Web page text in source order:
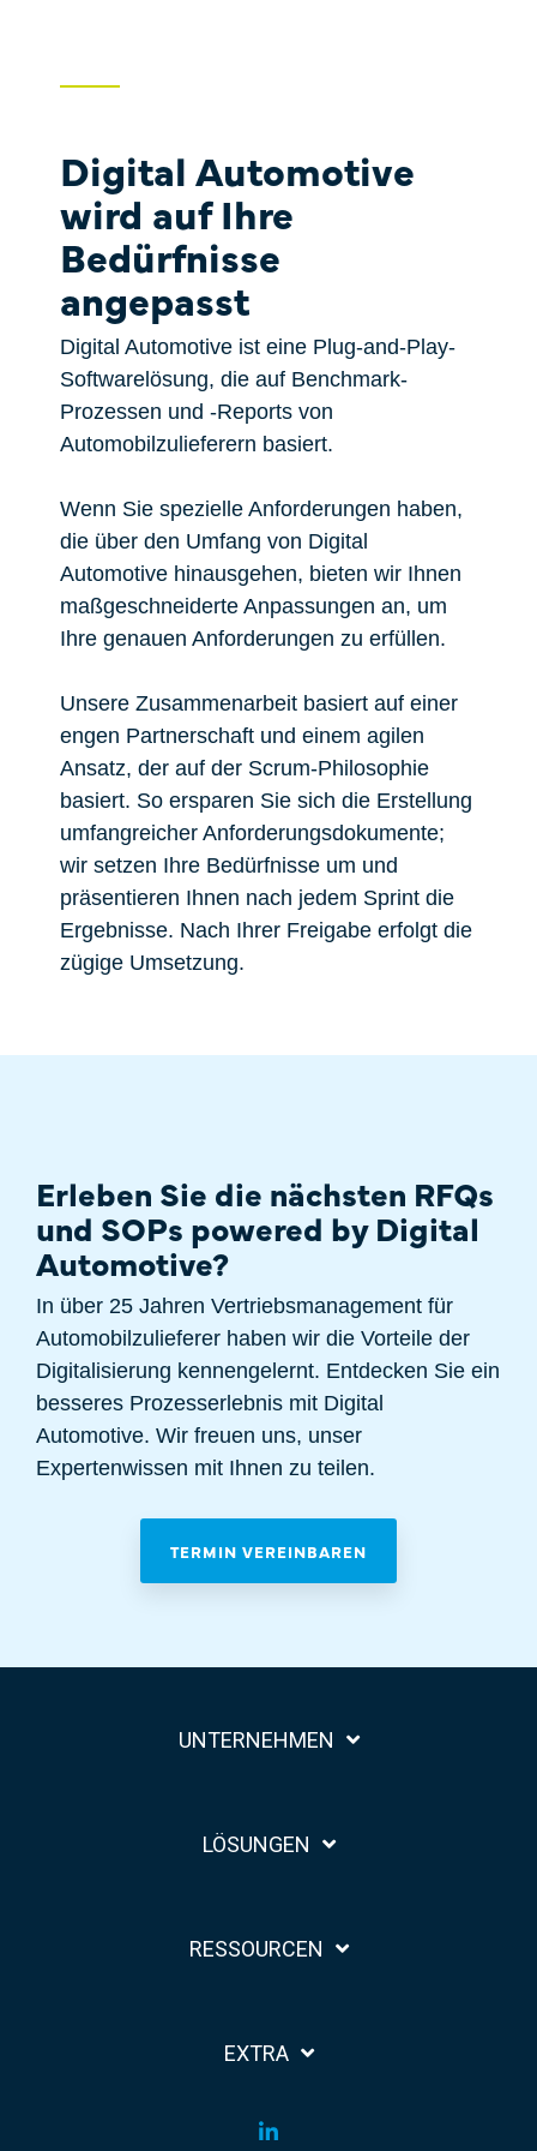
Systemvergleich
FAQ
Digital Automotive
wird auf Ihre
Bedürfnisse
angepasst
Digital Automotive ist eine Plug-and-Play-
Softwarelösung, die auf Benchmark-
Prozessen und -Reports von
Automobilzulieferern basiert.
Wenn Sie spezielle Anforderungen haben,
die über den Umfang von Digital
Automotive hinausgehen, bieten wir Ihnen
maßgeschneiderte Anpassungen an, um
Ihre genauen Anforderungen zu erfüllen.
Unsere Zusammenarbeit basiert auf einer
engen Partnerschaft und einem agilen
Ansatz, der auf der Scrum-Philosophie
basiert. So ersparen Sie sich die Erstellung
umfangreicher Anforderungsdokumente;
wir setzen Ihre Bedürfnisse um und
präsentieren Ihnen nach jedem Sprint die
Ergebnisse. Nach Ihrer Freigabe erfolgt die
zügige Umsetzung.
Erleben Sie die nächsten RFQs
und SOPs powered by Digital
Automotive?
In über 25 Jahren Vertriebsmanagement für
Automobilzulieferer haben wir die Vorteile der
Digitalisierung kennengelernt. Entdecken Sie ein
besseres Prozesserlebnis mit Digital
Automotive. Wir freuen uns, unser
Expertenwissen mit Ihnen zu teilen.
TERMIN VEREINBAREN
UNTERNEHMEN
LÖSUNGEN
RESSOURCEN
EXTRA